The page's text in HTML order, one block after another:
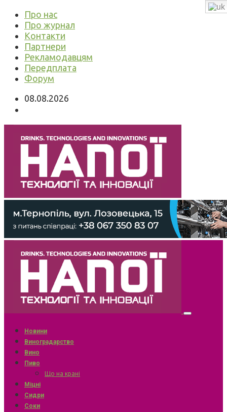
Про нас
Про журнал
Контакти
Партнери
Рекламодавцям
Передплата
Форум
08.08.2026
Новини
Виноградарство
Вино
Пиво
Що на крані
Міцні
Сидри
Соки